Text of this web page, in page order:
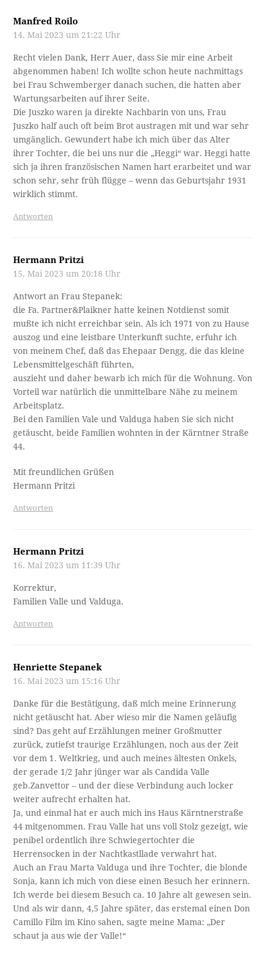
Manfred Roilo
14. Mai 2023 um 21:22 Uhr
Recht vielen Dank, Herr Auer, dass Sie mir eine Arbeit
abgenommen haben! Ich wollte schon heute nachmittags
bei Frau Schwemberger danach suchen, die hatten aber
Wartungsarbeiten auf ihrer Seite.
Die Juszko waren ja direkte Nachbarin von uns, Frau
Juszko half auch oft beim Brot austragen mit und war sehr
umgänglich. Gewundert habe ich mich über das Alter
ihrer Tochter, die bei uns nur die „Heggi“ war. Heggi hatte
sich ja ihren französischen Namen hart erarbeitet und war
schon sehr, sehr früh flügge – wenn das Geburtsjahr 1931
wirklich stimmt.
Antworten
Hermann Pritzi
15. Mai 2023 um 20:18 Uhr
Antwort an Frau Stepanek:
die Fa. Partner&Plaikner hatte keinen Notdienst somit
mußte ich nicht erreichbar sein. Als ich 1971 von zu Hause
auszog und eine leistbare Unterkunft suchte, erfuhr ich
von meinem Chef, daß das Ehepaar Dengg, die das kleine
Lebensmittelgeschäft führten,
auszieht und daher bewarb ich mich für die Wohnung. Von
Vorteil war natürlich die unmittelbare Nähe zu meinem
Arbeitsplatz.
Bei den Familien Vale und Valduga haben Sie sich nicht
getäuscht, beide Familien wohnten in der Kärntner Straße
44.
Mit freundlichen Grüßen
Hermann Pritzi
Antworten
Hermann Pritzi
16. Mai 2023 um 11:39 Uhr
Korrektur,
Familien Valle und Valduga.
Antworten
Henriette Stepanek
16. Mai 2023 um 15:16 Uhr
Danke für die Bestätigung, daß mich meine Erinnerung
nicht getäuscht hat. Aber wieso mir die Namen geläufig
sind? Das geht auf Erzählungen meiner Großmutter
zurück, zutiefst traurige Erzählungen, noch aus der Zeit
vor dem 1. Weltkrieg, und auch meines ältesten Onkels,
der gerade 1/2 Jahr jünger war als Candida Valle
geb.Zanvettor – und der diese Verbindung auch locker
weiter aufrecht erhalten hat.
Ja, und einmal hat er auch mich ins Haus Kärntnerstraße
44 mitgenommen. Frau Valle hat uns voll Stolz gezeigt, wie
penibel ordentlich ihre Schwiegertochter die
Herrensocken in der Nachtkastllade verwahrt hat.
Auch an Frau Marta Valduga und ihre Tochter, die blonde
Sonja, kann ich mich von diese einen Besuch her erinnern.
Ich werde bei diesem Besuch ca. 10 Jahre alt gewesen sein.
Und als wir dann, 4,5 Jahre später, das erstemal einen Don
Camillo Film im Kino sahen, sagte meine Mama: „Der
schaut ja aus wie der Valle!“